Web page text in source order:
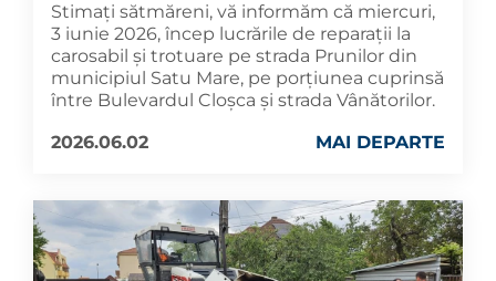
Stimați sătmăreni, vă informăm că miercuri,
3 iunie 2026, încep lucrările de reparații la
carosabil și trotuare pe strada Prunilor din
municipiul Satu Mare, pe porțiunea cuprinsă
între Bulevardul Cloșca și strada Vânătorilor.
2026.06.02
MAI DEPARTE